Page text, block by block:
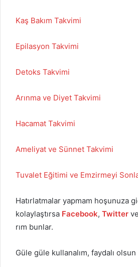
Kaş Bakım Takvimi
Epilasyon Takvimi
Detoks Takvimi
Arınma ve Diyet Takvimi
Hacamat Takvimi
Ameliyat ve Sünnet Takvimi
Tuvalet Eğitimi ve Emzirmeyi
Hatırlatmalar yapmam hoşunuza
kolaylaştırsa Facebook, Twitter ve
rım bunlar.
Güle güle kullanalım, faydalı